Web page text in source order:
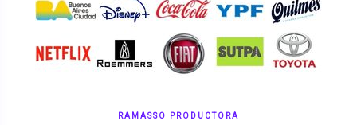
RAMASSO PRODUCTORA